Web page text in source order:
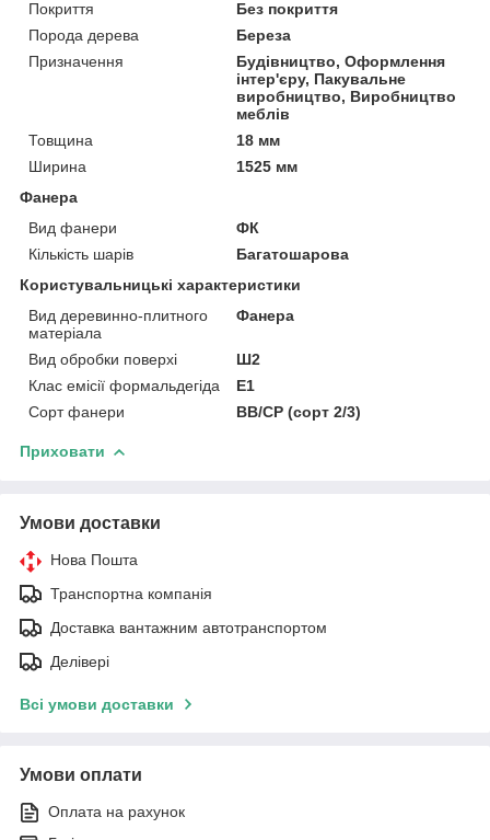
Покриття
Без покриття
Порода дерева
Береза
Призначення
Будівництво, Оформлення
інтер'єру, Пакувальне
виробництво, Виробництво
меблів
Товщина
18 мм
Ширина
1525 мм
Фанера
Вид фанери
ФК
Кількість шарів
Багатошарова
Користувальницькі характеристики
Вид деревинно-плитного
матеріала
Фанера
Вид обробки поверхі
Ш2
Клас емісії формальдегіда
Е1
Сорт фанери
ВВ/СР (сорт 2/3)
Приховати
Умови доставки
Нова Пошта
Транспортна компанія
Доставка вантажним автотранспортом
Делівері
Всі умови доставки
Умови оплати
Оплата на рахунок